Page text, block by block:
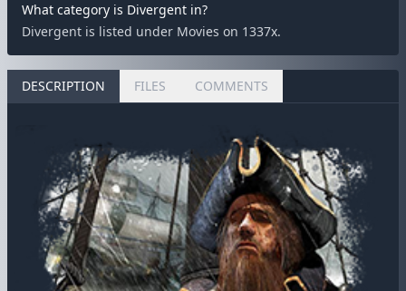
What category is Divergent in?
Divergent is listed under Movies on 1337x.
DESCRIPTION FILES COMMENTS